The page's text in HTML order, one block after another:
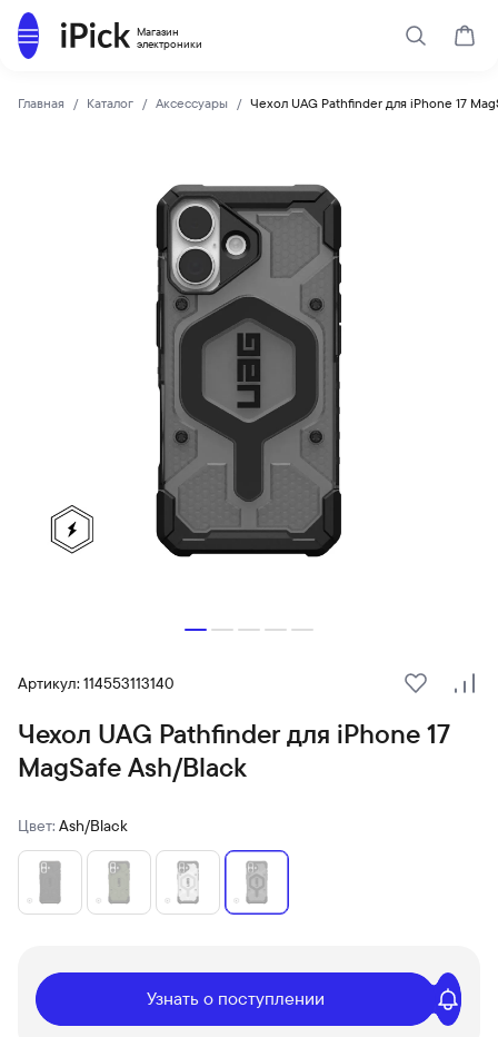
Магазин
электроники
Каталог
Поиск
Главная Каталог Аксессуары Чехол UAG Pathfinder для iPhone 17
Артикул: 114553113140
В
Чехол UAG Pathfinder для iPhone 17
MagSafe Ash/Black
Цвет: Ash/Black
Узнать о поступлении